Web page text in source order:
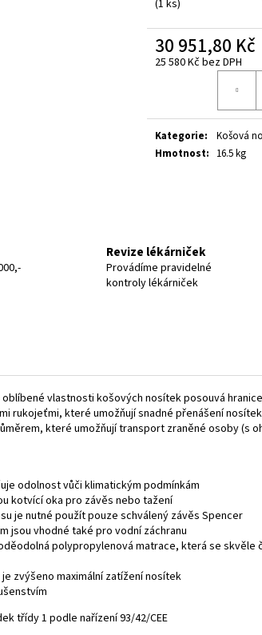
(1 ks)
30 951,80 Kč
25 580 Kč bez DPH
Kategorie:
Košová
Hmotnost: 16.5 kg
Revize lékárniček
Provádíme pravidelné
kontroly lékárniček
vlastnosti košových nosítek posouvá
rukojeťmi, které umožňují snadné přenášení
které umožňují transport zraněné osoby (s
odolnost vůči klimatickým podmínkám
kotvící oka pro závěs nebo tažení
je nutné použít pouze schválený závěs Spencer
jsou vhodné také pro vodní záchranu
polypropylenová matrace, která se skvěle
zvýšeno maximální zatížení nosítek
třídy 1 podle nařízení 93/42/CEE